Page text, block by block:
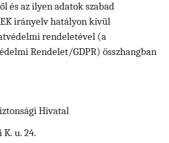
és az ilyen adatok szabad
irányelv hatályon kívül
rendeletével (a
Rendelet/GDPR) összhangban
Hivatal
u. 24.